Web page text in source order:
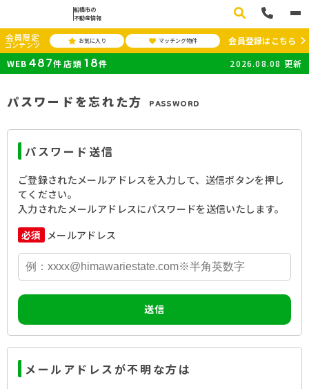
船橋市の
不動産情報
会員限定
コンテンツ お気に入り マッチング物件
会員登録はこちら
WEB 487件 店頭 18件 2026.08.08 更新
パスワードを忘れた方 PASSWORD
パスワード送信
ご登録されたメールアドレスを入力して、送信ボタンを押し
てください。
入力されたメールアドレスにパスワードを送信いたします。
必須 メールアドレス
送信
メールアドレスが不明な方は